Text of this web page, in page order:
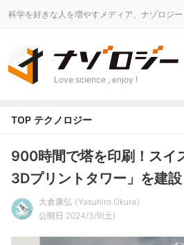
科学を好きな人を増やすメディア、ナゾロジー
Love science , enjoy !
TOP テクノロジー
900時間で塔を印刷！スイ
3Dプリントタワー」を建設
大倉康弘
Yasuhiro Okura
公開日 2024/3/9(土)